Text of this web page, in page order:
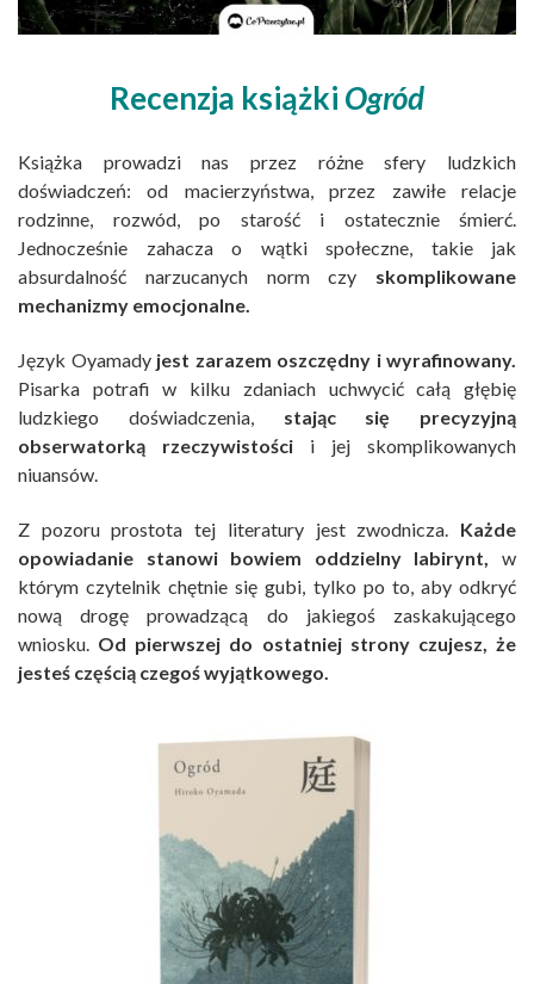
Recenzja książki Ogród
Książka prowadzi nas przez różne sfery ludzkich
doświadczeń: od macierzyństwa, przez zawiłe relacje
rodzinne, rozwód, po starość i ostatecznie śmierć.
Jednocześnie zahacza o wątki społeczne, takie jak
absurdalność narzucanych norm czy skomplikowane
mechanizmy emocjonalne.
Język Oyamady jest zarazem oszczędny i wyrafinowany.
Pisarka potrafi w kilku zdaniach uchwycić całą głębię
ludzkiego doświadczenia, stając się precyzyjną
obserwatorką rzeczywistości i jej skomplikowanych
niuansów.
Z pozoru prostota tej literatury jest zwodnicza. Każde
opowiadanie stanowi bowiem oddzielny labirynt, w
którym czytelnik chętnie się gubi, tylko po to, aby odkryć
nową drogę prowadzącą do jakiegoś zaskakującego
wniosku. Od pierwszej do ostatniej strony czujesz, że
jesteś częścią czegoś wyjątkowego.